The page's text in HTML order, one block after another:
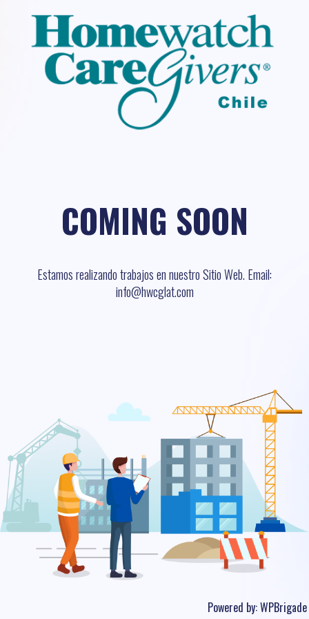
COMING SOON
Estamos realizando trabajos en nuestro Sitio Web. Email:
info@hwcglat.com
Powered by:WPBrigade